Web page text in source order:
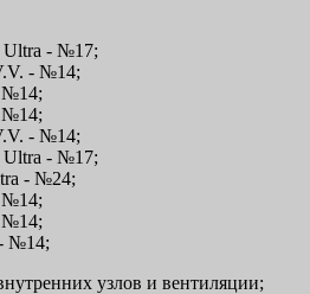
Ultra - №17;
- №14;
№14;
№14;
- №14;
Ultra - №17;
- №24;
№14;
№14;
№14;
узлов и вентиляции;